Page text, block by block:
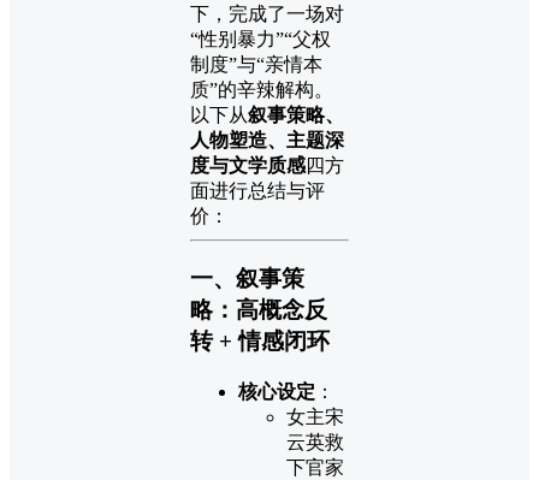
下，完成了一场对
“性别暴力”“父权
制度”与“亲情本
质”的辛辣解构。
以下从叙事策略、
人物塑造、主题深
度与文学质感四方
面进行总结与评
价：
一、叙事策
略：高概念反
转 + 情感闭环
核心设定 ：
女主宋
云英救
下官家